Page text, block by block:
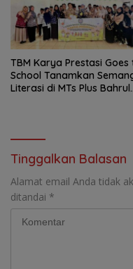
TBM Karya Prestasi Goes
School Tanamkan
Literasi di MTs Plus Bahrul
Tinggalkan Balasan
Alamat email Anda tidak
ditandai *